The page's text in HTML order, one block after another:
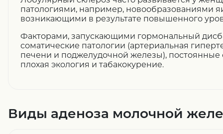
патологиями, например, новообразованиями
возникающими в результате повышенного
Факторами, запускающими гормональный
соматические патологии (артериальная
печени и поджелудочной железы), постоянные
плохая экология и табакокурение.
Виды аденоза молочной